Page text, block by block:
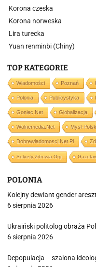
Korona czeska
Korona norweska
Lira turecka
Yuan renminbi (Chiny)
TOP KATEGORIE
Wiadomości Poznań
Polonia Publicystyka
Goniec.net Globalizacja
Wolnemedia.net Mysl-
Dobrewiadomosci.net.pl
Sekrety-Zdrowia.org
POLONIA
Kolejny dewiant gender
6 sierpnia 2026
Ukraiński politolog obraża
6 sierpnia 2026
Depopulacja – szalona